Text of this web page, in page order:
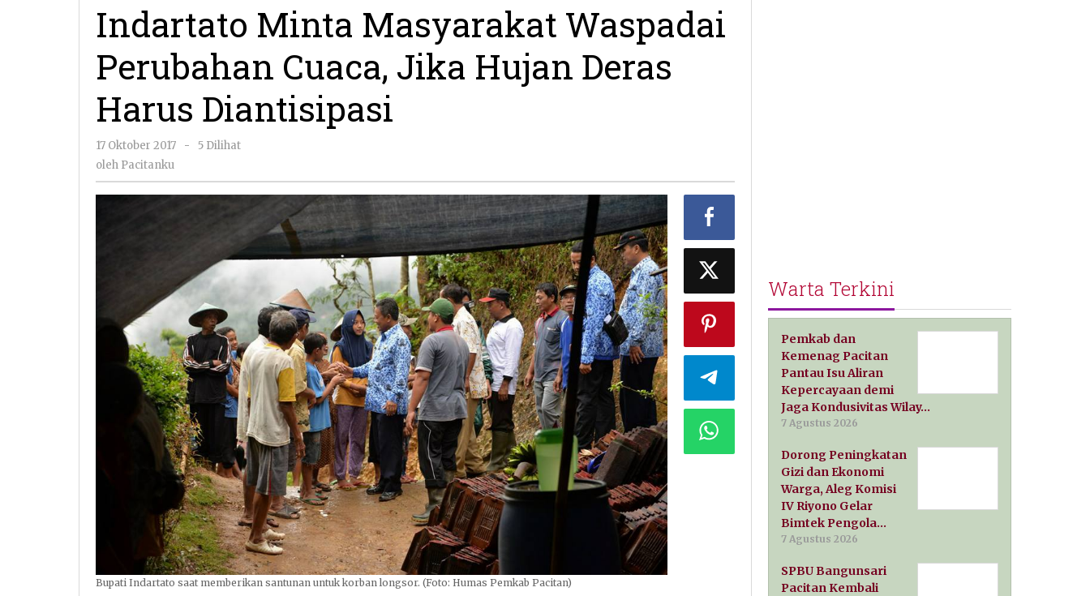
Waspadai
Perubahan
Cuaca,
Jika
Hujan
Deras
Harus
Indartato Minta Masyarakat Waspadai
Perubahan Cuaca, Jika Hujan Deras
Harus Diantisipasi
17 Oktober 2017
oleh
-
5 Dilihat
oleh Pacitanku
Bupati Indartato saat memberikan santunan untuk korban longsor. (Foto: Humas Pemkab Pacitan)
Warta Terkini
Pemkab dan
Kemenag Pacitan
Pantau Isu Aliran
Kepercayaan demi
Jaga Kondusivitas Wilay…
7 Agustus 2026
Dorong Peningkatan
Gizi dan Ekonomi
Warga, Aleg Komisi
IV Riyono Gelar
Bimtek Pengola…
7 Agustus 2026
SPBU Bangunsari
Pacitan Kembali